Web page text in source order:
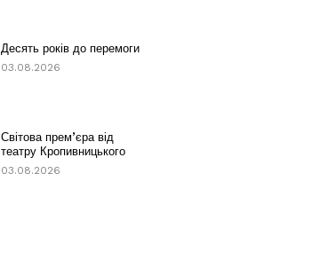
Десять років до перемоги
03.08.2026
Світова прем’єра від
театру Кропивницького
03.08.2026